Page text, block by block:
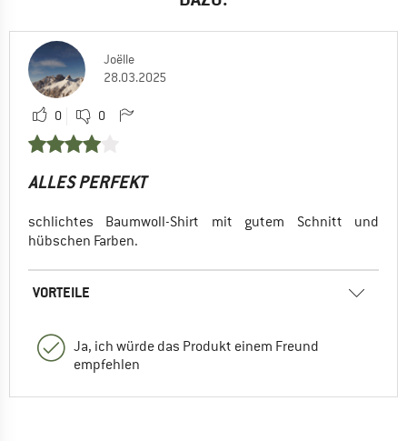
Joëlle
28.03.2025
0 0
ALLES PERFEKT
schlichtes Baumwoll-Shirt mit gutem Schnitt und
hübschen Farben.
VORTEILE
Ja, ich würde das Produkt einem Freund
empfehlen